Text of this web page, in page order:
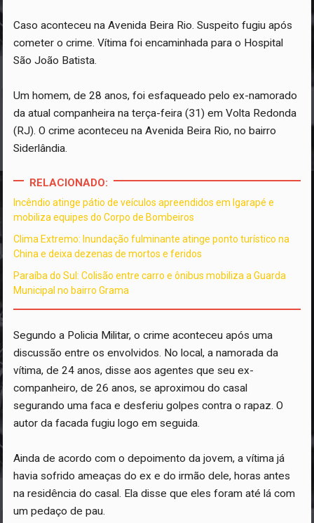
Caso aconteceu na Avenida Beira Rio. Suspeito fugiu após
cometer o crime. Vítima foi encaminhada para o Hospital
São João Batista.
Um homem, de 28 anos, foi esfaqueado pelo ex-namorado
da atual companheira na terça-feira (31) em Volta Redonda
(RJ). O crime aconteceu na Avenida Beira Rio, no bairro
Siderlândia.
RELACIONADO:
Incêndio atinge pátio de veículos apreendidos em Igarapé e
mobiliza equipes do Corpo de Bombeiros
Clima Extremo: Inundação fulminante atinge ponto turístico na
China e deixa dezenas de mortos e feridos
Paraíba do Sul: Colisão entre carro e ônibus mobiliza a Guarda
Municipal no bairro Grama
Segundo a Policia Militar, o crime aconteceu após uma
discussão entre os envolvidos. No local, a namorada da
vítima, de 24 anos, disse aos agentes que seu ex-
companheiro, de 26 anos, se aproximou do casal
segurando uma faca e desferiu golpes contra o rapaz. O
autor da facada fugiu logo em seguida.
Ainda de acordo com o depoimento da jovem, a vítima já
havia sofrido ameaças do ex e do irmão dele, horas antes
na residência do casal. Ela disse que eles foram até lá com
um pedaço de pau.